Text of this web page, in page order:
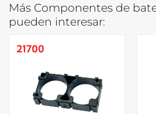
Más Componentes de
pueden interesar: